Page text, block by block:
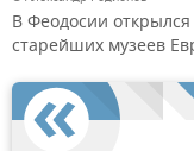
В Феодосии
старейших музеев